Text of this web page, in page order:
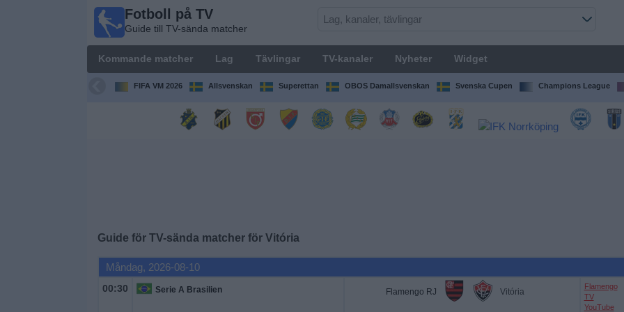
Fotboll på TV
Guide till TV-sända matcher
Kommande matcher Lag Tävlingar TV-kanaler Nyheter Widget
FIFA VM 2026 Allsvenskan Superettan OBOS Damallsvenskan Svenska Cupen Champions League
Guide för TV-sända matcher för Vitória
Måndag, 2026-08-10
00:30 Serie A Brasilien Flamengo RJ Vitória
Flamengo
TV
YouTube